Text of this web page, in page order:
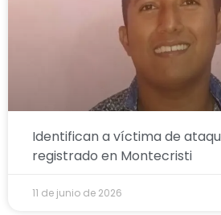
Identifican a víctima de
registrado en Montecristi
11 de junio de 2026